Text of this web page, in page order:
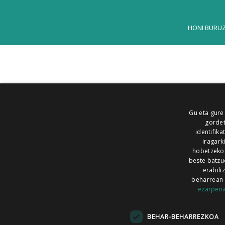
HONI BURUZ
ALEA
MAILOPE NOAUA
Gu eta
hobetzeko.
beste
beharrean
BEHAR-BEHARREZKOA